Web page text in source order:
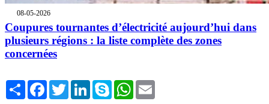
08-05-2026
Coupures tournantes d’électricité aujourd’hui dans
plusieurs régions : la liste complète des zones
concernées
Share FacebookTwitterLinkedInSkype WhatsApp